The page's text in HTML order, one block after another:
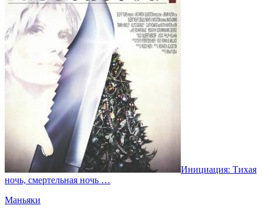
Инициация: Тихая
ночь, смертельная ночь …
Маньяки